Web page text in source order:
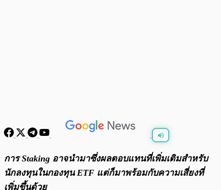
0:00 /0:00
การ Staking อาจนำมาซึ่งผลตอบแทนที่เพิ่มเติมสำหรับ
นักลงทุนในกองทุน ETF แต่ก็มาพร้อมกับความเสี่ยงที่
เพิ่มขึ้นด้วย